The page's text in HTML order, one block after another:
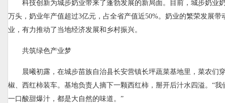
科技创新为城步奶业带来了蓬勃发展的新局面。目前，城步奶业
万头，奶业年产值超过3亿元，占全省产值近50%。奶业的繁荣发展带
业，有力推动了当地经济发展和乡村振兴。
共筑绿色产业梦
晨曦初露，在城步苗族自治县长安营镇长坪蔬菜基地里，菜农们
椒、西红柿装车。基地负责人摘下一颗西红柿，掰开后汁水四溢。“
一口酸甜爆汁，都是大自然的味道。”